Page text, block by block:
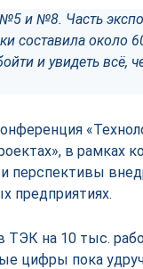
и №8. Часть
составила около
и увидеть всё,
в рамках
перспективы
предприятиях.
ТЭК на 10 тыс.
цифры пока